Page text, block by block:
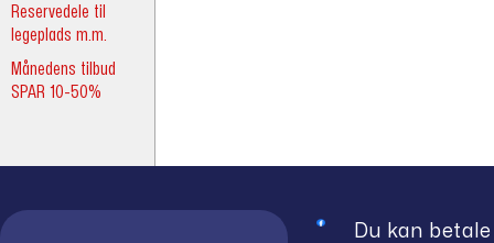
Reservedele til
legeplads m.m.
Månedens tilbud
SPAR 10-50%
Du kan betale